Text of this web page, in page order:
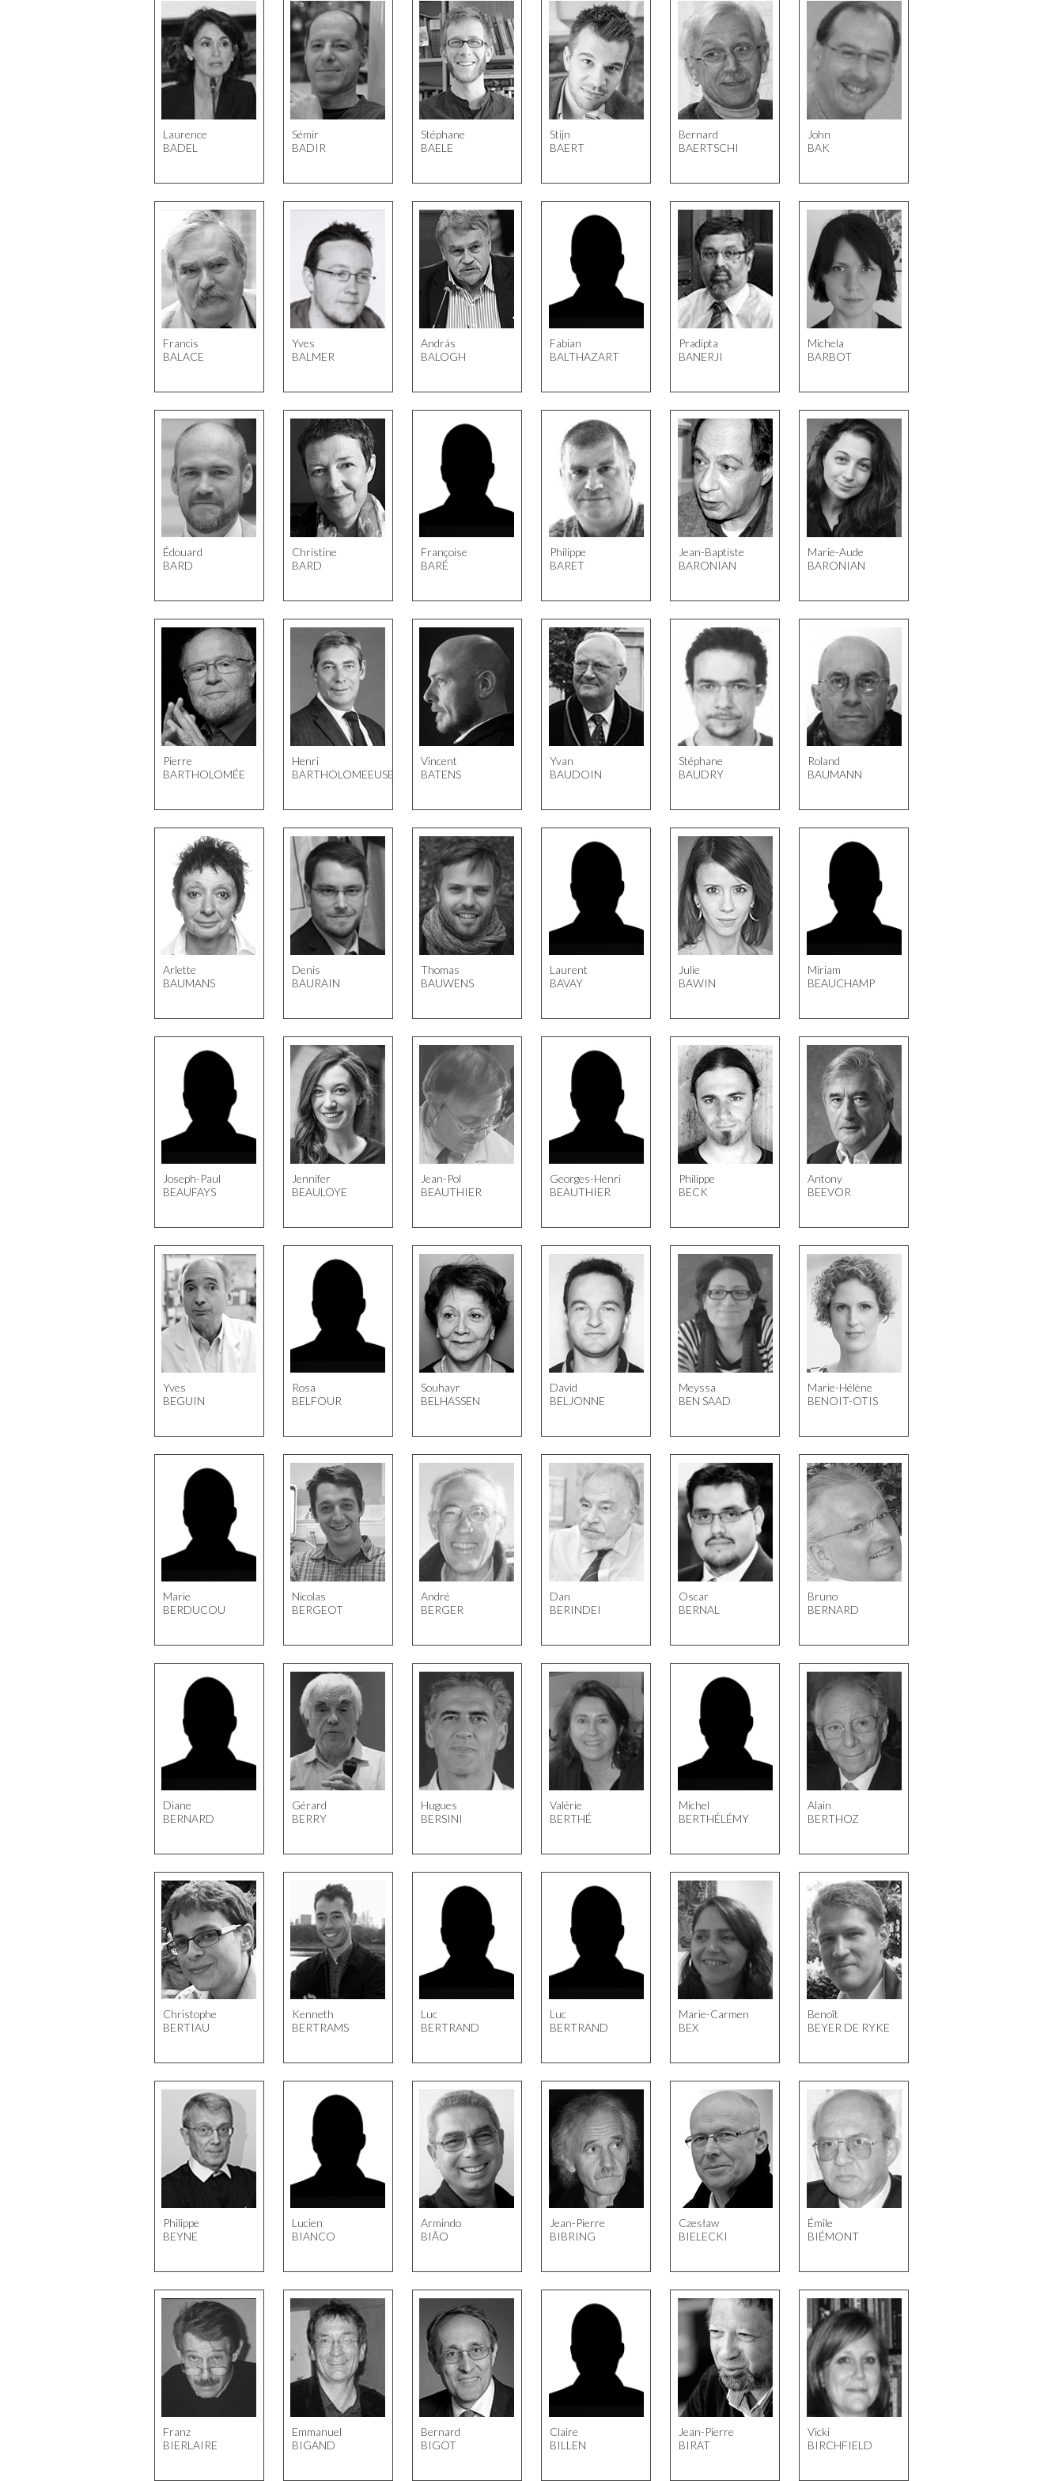
Laurence
BADEL
Sémir
BADIR
Stéphane
BAELE
Stijn
BAERT
Bernard
BAERTSCHI
John
BAK
Francis
BALACE
Yves
BALMER
András
BALOGH
Fabian
BALTHAZART
Pradipta
BANERJI
Michela
BARBOT
Édouard
BARD
Christine
BARD
Françoise
BARÉ
Philippe
BARET
Jean-Baptiste
BARONIAN
Marie-Aude
BARONIAN
Pierre
BARTHOLOMÉE
Henri
BARTHOLOMEEUSEN
Vincent
BATENS
Yvan
BAUDOIN
Stéphane
BAUDRY
Roland
BAUMANN
Arlette
BAUMANS
Denis
BAURAIN
Thomas
BAUWENS
Laurent
BAVAY
Julie
BAWIN
Miriam
BEAUCHAMP
Joseph-Paul
BEAUFAYS
Jennifer
BEAULOYE
Jean-Pol
BEAUTHIER
Georges-Henri
BEAUTHIER
Philippe
BECK
Antony
BEEVOR
Yves
BEGUIN
Rosa
BELFOUR
Souhayr
BELHASSEN
David
BELJONNE
Meyssa
BEN SAAD
Marie-Hélène
BENOIT-OTIS
Marie
BERDUCOU
Nicolas
BERGEOT
André
BERGER
Dan
BERINDEI
Oscar
BERNAL
Bruno
BERNARD
Diane
BERNARD
Gérard
BERRY
Hugues
BERSINI
Valérie
BERTHÉ
Michel
BERTHÉLÉMY
Alain
BERTHOZ
Christophe
BERTIAU
Kenneth
BERTRAMS
Luc
BERTRAND
Luc
BERTRAND
Marie-Carmen
BEX
Benoît
BEYER DE RYKE
Philippe
BEYNE
Lucien
BIANCO
Armindo
BIÃO
Jean-Pierre
BIBRING
Czesław
BIELECKI
Émile
BIÉMONT
Franz
BIERLAIRE
Emmanuel
BIGAND
Bernard
BIGOT
Claire
BILLEN
Jean-Pierre
BIRAT
Vicki
BIRCHFIELD